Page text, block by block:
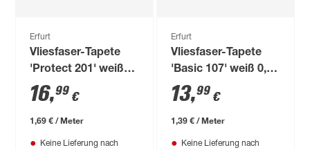
Erfurt
Vliesfaser-Tapete
'Protect 201' weiß
0,53 x 10,05 m
16,99 €
1,69 € / Meter
Keine Lieferung nach
Erfurt
Vliesfaser-Tapete
'Basic 107' weiß 0,53
x 10,05 m
13,99 €
1,39 € / Meter
Keine Lieferung nach